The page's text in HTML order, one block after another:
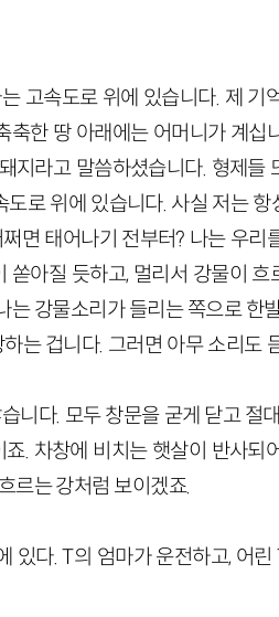
고속도로 위에 있습니다. 제 기
한 땅 아래에는 어머니가 계십
지라고 말씀하셨습니다. 형제들
로 위에 있습니다. 사실 저는
면 태어나기 전부터? 나는 우리
아질 듯하고, 멀리서 강물이 흐
는 강물소리가 들리는 쪽으로 한
는 겁니다. 그러면 아무 소리도
니다. 모두 창문을 굳게 닫고 절
. 차창에 비치는 햇살이 반사되
르는 강처럼 보이겠죠.
있다. T의 엄마가 운전하고, 어